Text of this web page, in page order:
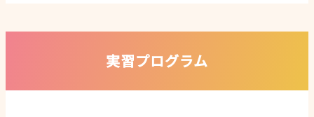
実習プログラム